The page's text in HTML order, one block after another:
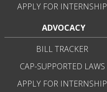
APPLY FOR INTERNSHIP
ADVOCACY
BILL TRACKER
CAP-SUPPORTED LAWS
APPLY FOR INTERNSHIP